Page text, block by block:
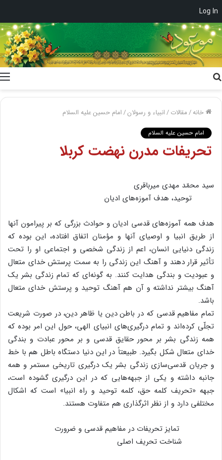
Log In
خانه/مقالات/انبیاء و رسولان/امام حسین علیه السلام
امام حسین علیه السلام
تحریفات مدرن نهضت کربلا
سید محمّد مهدی میرباقری
توحید، هدف آموزه‌های ادیان
هدف همه آموزه‌های قدسی ادیان و حوادث بزرگی که بر پیرامون آنها
از طریق انبیا و اوصیای آنها و مؤمنان اتفاق افتاده، این بوده که
زندگی دنیایی انسان، اعم از زندگی شخصی و اجتماعی او را تحت
تأثیر قرار دهند و آهنگ این زندگی را به سمت پرستش خدای متعال
و عبودیت و بندگی هدایت کنند. به گونه‌ای که تمام زندگی بشر یک
آهنگ بیشتر نداشته و آن هم آهنگ توحید و پرستش خدای متعال
باشد.
تمام مفاهیم قدسی که در باطن دین یا ظاهر دین، در صورت شریعت
تجلّی کرده‌اند و تمام درگیری‌های انبیای الهی، حول این امر بوده که
همه زندگی بشر بر محور حقایق قدسی و بر محور عبادت و بندگی
خدای متعال شکل بگیرد. طبیعتاً در این دنیا دستگاه باطل هم با خط
و جریان قدسی‌سازی زندگی بشر یک درگیری تاریخی مستمر و همه
جانبه داشته و یکی از جبهه‌هایی که در این درگیری گشوده است،
جبهه «تحریف کلمه حق، کلمه توحید و راه انبیا» است که اشکال
مختلفی دارد و از نظر اثرگذاری هم متفاوت هستند.
تمایز تحریفات در مفاهیم قدسی و ضرورت
شناخت تحریف اصلی